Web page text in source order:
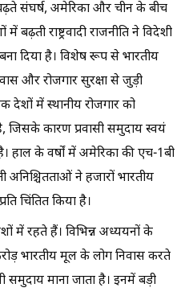
संघर्ष, अमेरिका और चीन के बीच
में बढ़ती राष्ट्रवादी राजनीति ने विदेशी
दिया है। विशेष रूप से भारतीय
और रोजगार सुरक्षा से जुड़ी
देशों में स्थानीय रोजगार को
जिसके कारण प्रवासी समुदाय स्वयं
हाल के वर्षों में अमेरिका की एच-1बी
अनिश्चितताओं ने हजारों भारतीय
चिंतित किया है।
में रहते हैं। विभिन्न अध्ययनों के
भारतीय मूल के लोग निवास करते
समुदाय माना जाता है। इनमें बड़ी